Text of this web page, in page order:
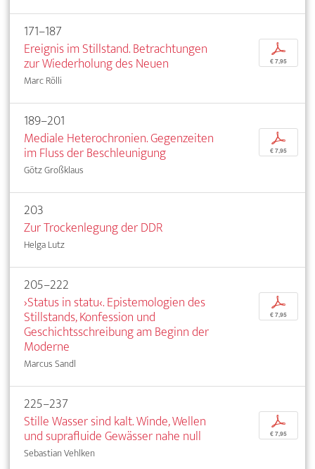
171–187
Ereignis im Stillstand. Betrachtungen
zur Wiederholung des Neuen
Marc Rölli
p
€ 7,95
189–201
Mediale Heterochronien. Gegenzeiten
im Fluss der Beschleunigung
Götz Großklaus
p
€ 7,95
203
Zur Trockenlegung der DDR
Helga Lutz
205–222
›Status in statu‹. Epistemologien des
Stillstands, Konfession und
Geschichtsschreibung am Beginn der
Moderne
Marcus Sandl
p
€ 7,95
225–237
Stille Wasser sind kalt. Winde, Wellen
und suprafluide Gewässer nahe null
Sebastian Vehlken
p
€ 7,95